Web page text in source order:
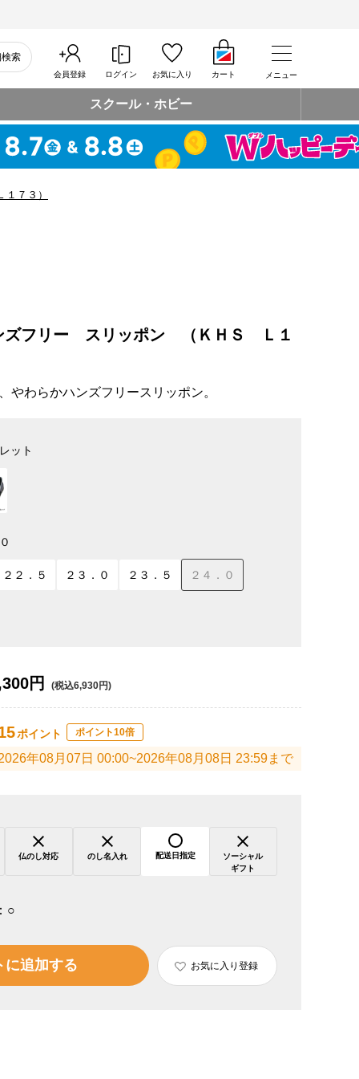
索
会員登録 ログイン お気に入り カート メニュー
スクール・ホビー
７３）
フリー スリッポン （ＫＨＳ Ｌ１
やわらかハンズフリースリッポン。
ット
２２．５ ２３．０ ２３．５ ２４．０
円 (税込6,930円)
ポイント ポイント10倍
年08月07日 00:00~2026年08月08日 23:59まで
仏のし対応 のし名入れ 配送日指定
ソーシャル
ギフト
○
に追加する お気に入り登録